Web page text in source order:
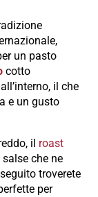
un pasto
cotto
il che
e un gusto
il roast
che ne
troverete
per